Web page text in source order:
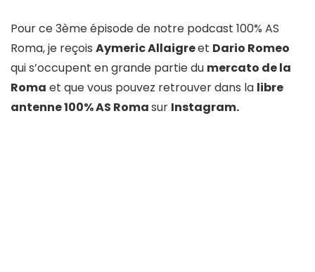
Pour ce 3ème épisode de notre podcast 100% AS
Roma, je reçois Aymeric Allaigreet Dario Romeo
qui s’occupent en grande partie du mercato de la
Roma et que vous pouvez retrouver dans la libre
antenne 100% AS Romasur Instagram.